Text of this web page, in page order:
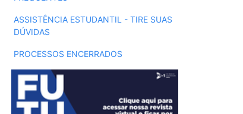
ASSISTÊNCIA ESTUDANTIL - TIRE SUAS
DÚVIDAS
PROCESSOS ENCERRADOS